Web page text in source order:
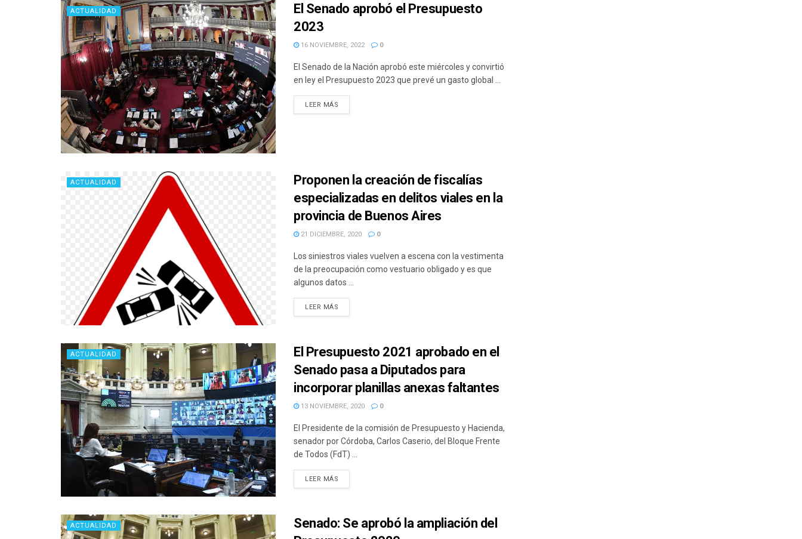
ACTUALIDAD
El Senado aprobó el Presupuesto
2023
16 NOVIEMBRE, 2022 0
El Senado de la Nación aprobó este miércoles y convirtió
en ley el Presupuesto 2023 que prevé un gasto global ...
LEER MÁS
ACTUALIDAD
Proponen la creación de fiscalías
especializadas en delitos viales en la
provincia de Buenos Aires
21 DICIEMBRE, 2020 0
Los siniestros viales vuelven a escena con la vestimenta
de la preocupación como vestuario obligado y es que
algunos datos ...
LEER MÁS
ACTUALIDAD
El Presupuesto 2021 aprobado en el
Senado pasa a Diputados para
incorporar planillas anexas faltantes
13 NOVIEMBRE, 2020 0
El Presidente de la comisión de Presupuesto y Hacienda,
senador por Córdoba, Carlos Caserio, del Bloque Frente
de Todos (FdT) ...
LEER MÁS
ACTUALIDAD
Senado: Se aprobó la ampliación del